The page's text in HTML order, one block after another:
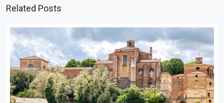
Related Posts